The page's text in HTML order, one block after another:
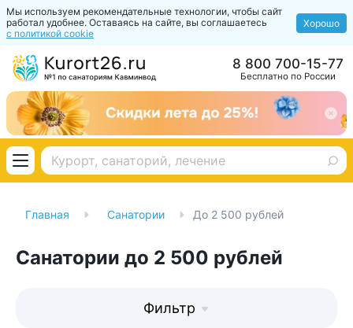
Мы используем рекомендательные технологии, чтобы сайт
работал удобнее. Оставаясь на сайте, вы соглашаетесь
с политикой cookie
Хорошо
Бесплатно по России
8 800 700-15-77
Главная Санатории До 2 500 рублей
Санатории до 2 500 рублей
Фильтр